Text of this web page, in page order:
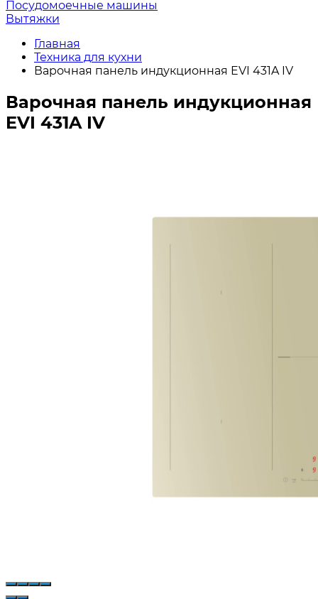
Посудомоечные машины
Вытяжки
Главная
Техника для кухни
Варочная панель индукционная EVI 431A IV
Варочная панель индукционная
EVI 431A IV